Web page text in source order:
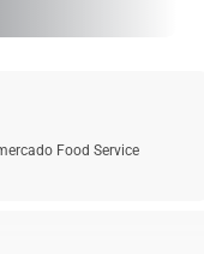
Food Service